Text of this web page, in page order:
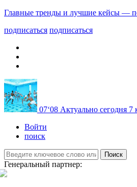
Главные тренды и лучшие кейсы —
подписаться подписаться
07‘08 Актуально сегодня 7
Войти
поиск
Поиск
Генеральный партнер: